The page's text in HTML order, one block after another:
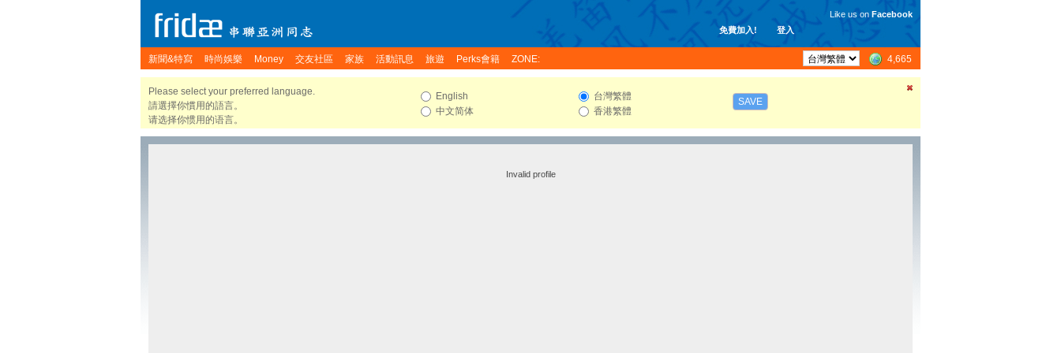
免費加入! 登入
Like us on Facebook
新聞&特寫 時尚娛樂 Money 交友社區 家族 活動訊息 旅遊 Perks會籍 ZONE: 4,665
Please select your preferred language.
請選擇你慣用的語言。
请选择你惯用的语言。
English
中文简体
台灣繁體
香港繁體
SAVE
Invalid profile